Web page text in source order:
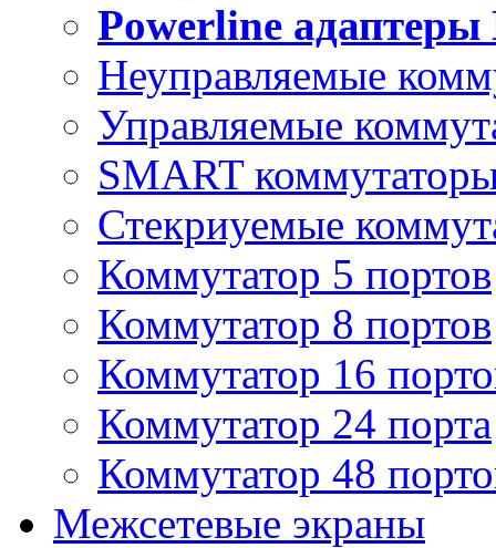
Powerline адаптеры
Неуправляемые
Управляемые
SMART
Стекриуемые
Коммутатор 5 портов
Коммутатор 8 портов
Коммутатор 16
Коммутатор 24 порта
Коммутатор 48
Межсетевые экраны